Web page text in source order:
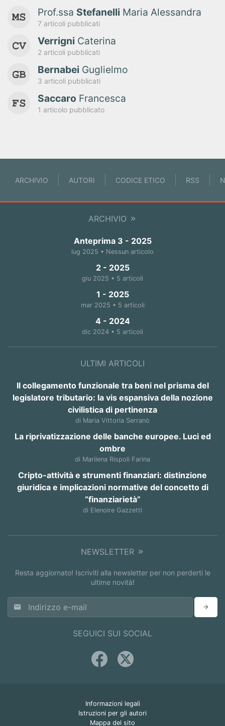
Prof.ssa Stefanelli Maria Alessandra
7 articoli pubblicati
Verrigni Caterina
2 articoli pubblicati
Bernabei Guglielmo
3 articoli pubblicati
Saccaro Francesca
1 articolo pubblicato
ARCHIVIO AUTORI CODICE ETICO RSS
ARCHIVIO
Anteprima 3 - 2025
lug 2025 • Nessun articolo
2 - 2025
giu 2025 • 5 articoli
1 - 2025
mar 2025 • 5 articoli
4 - 2024
dic 2024 • 5 articoli
ULTIMI ARTICOLI
Il collegamento funzionale tra beni nel prisma del
legislatore tributario: la vis espansiva della nozione
civilistica di pertinenza
di Maria Vittoria Serranò
La riprivatizzazione delle banche europee. Luci ed
ombre
di Marilena Rispoli Farina
Cripto-attività e strumenti finanziari: distinzione
giuridica e implicazioni normative del concetto di
“finanziarietà”
di Elenoire Gazzetti
NEWSLETTER
Resta aggiornato! Iscriviti alla newsletter per non perderti le
ultime novità!
SEGUICI SUI SOCIAL
Informazioni legali
Istruzioni per gli autori
Mappa del sito